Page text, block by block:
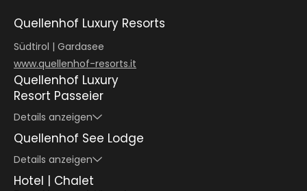
Quellenhof Luxury Resorts
Südtirol | Gardasee
www.quellenhof-resorts.it
Quellenhof Luxury
Resort Passeier
Details anzeigen
Quellenhof See Lodge
Details anzeigen
Hotel | Chalet